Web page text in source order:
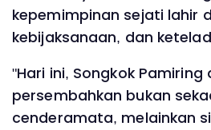
kepemimpinan sejati lahir
kebijaksanaan, dan
"Hari ini, Songkok
persembahkan bukan
cenderamata, melainkan